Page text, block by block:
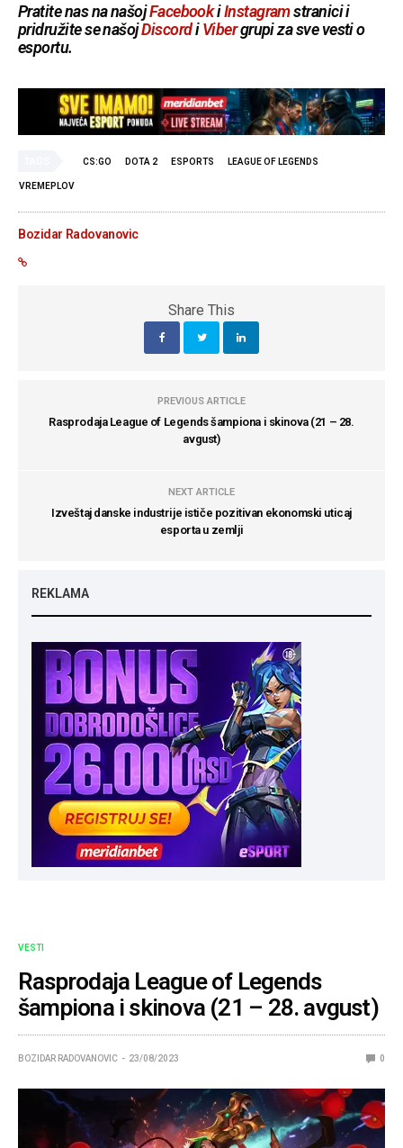
Pratite nas na našojFacebookiInstagramstranici i
pridružite se našojDiscordiVibergrupi za sve vesti o
esportu.
CS:GO DOTA 2 ESPORTS LEAGUE OF LEGENDS
VREMEPLOV
Bozidar Radovanovic
Share This
PREVIOUS ARTICLE
Rasprodaja League of Legends šampiona i skinova (21 – 28.
avgust)
NEXT ARTICLE
Izveštaj danske industrije ističe pozitivan ekonomski uticaj
esporta u zemlji
REKLAMA
VESTI
Rasprodaja League of Legends
šampiona i skinova (21 – 28. avgust)
BOZIDAR RADOVANOVIC 23/08/2023 0